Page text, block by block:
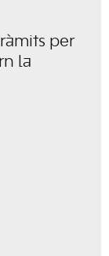
per
la